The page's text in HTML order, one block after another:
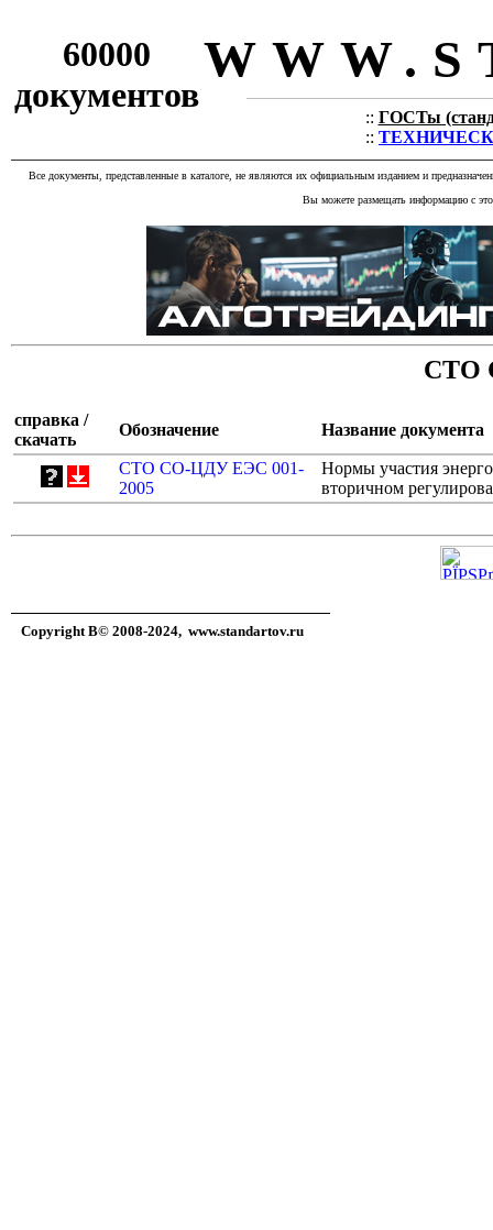
60000
документов
:: ГОСТы
::
Все документы, представленные в каталоге, не являются их официальным изданием и
Вы можете размещать информацию с
СТО
справка /
скачать
Обозначение Название документа
СТО СО-ЦДУ ЕЭС 001-
2005
Нормы участия
вторичном
Copyright В© 2008-2024, www.standartov.ru